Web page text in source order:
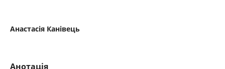
Анастасія Канівець
Анотація